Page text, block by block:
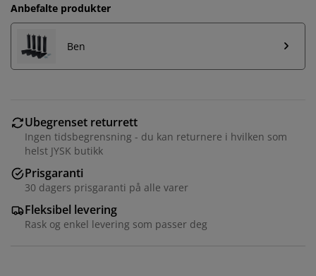
Anbefalte produkter
Ben
Ubegrenset returrett
Ingen tidsbegrensning - du kan returnere i hvilken som
helst JYSK butikk
Prisgaranti
30 dagers prisgaranti på alle varer
Fleksibel levering
Rask og enkel levering som passer deg